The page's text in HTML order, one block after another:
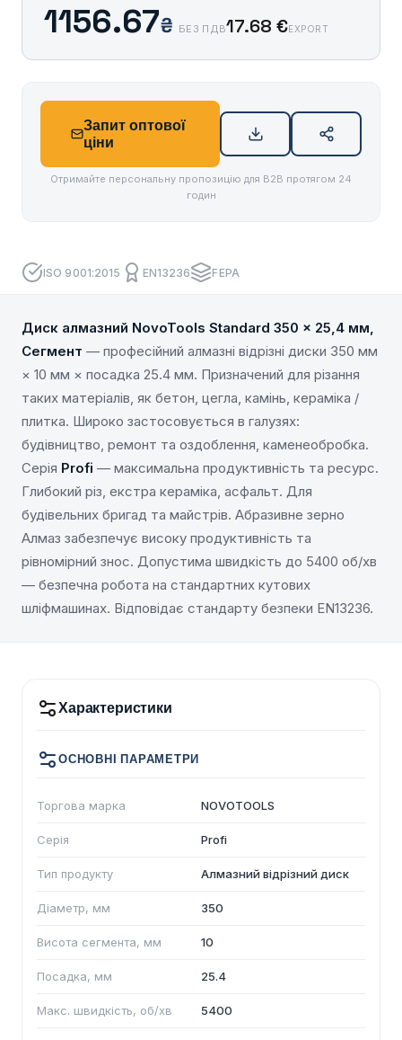
1156.67₴ БЕЗ ПДВ17.68 €EXPORT
Запит оптової
ціни
Отримайте персональну пропозицію для B2B протягом 24
годин
ISO 9001:2015 EN13236 FEPA
Диск алмазний NovoTools Standard 350 x 25,4 мм,
Сегмент — професійний алмазні відрізні диски 350 мм
× 10 мм × посадка 25.4 мм. Призначений для різання
таких матеріалів, як бетон, цегла, камінь, кераміка /
плитка. Широко застосовується в галузях:
будівництво, ремонт та оздоблення, каменеобробка.
Серія Profi — максимальна продуктивність та ресурс.
Глибокий різ, екстра кераміка, асфальт. Для
будівельних бригад та майстрів. Абразивне зерно
Алмаз забезпечує високу продуктивність та
рівномірний знос. Допустима швидкість до 5400 об/хв
— безпечна робота на стандартних кутових
шліфмашинах. Відповідає стандарту безпеки EN13236.
Характеристики
ОСНОВНІ ПАРАМЕТРИ
Торгова марка NOVOTOOLS
Серія Profi
Тип продукту Алмазний відрізний диск
Діаметр, мм 350
Висота сегмента, мм 10
Посадка, мм 25.4
Макс. швидкість, об/хв 5400